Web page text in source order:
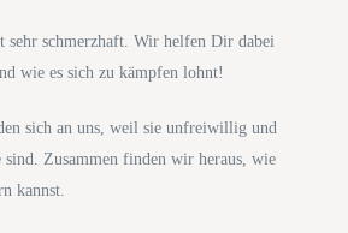
sehr schmerzhaft. Wir helfen Dir dabei
wie es sich zu kämpfen lohnt!
sich an uns, weil sie unfreiwillig und
Zusammen finden wir heraus, wie
kannst.